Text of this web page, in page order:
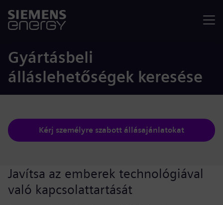
Gyártásbeli
álláslehetőségek keresése
Kérj személyre szabott állásajánlatokat
Javítsa az emberek technológiával
való kapcsolattartását